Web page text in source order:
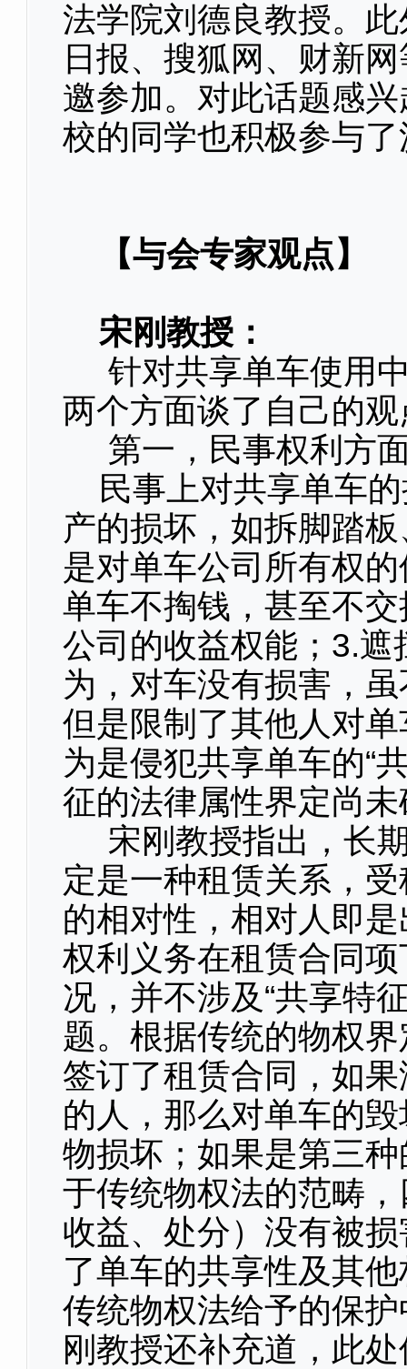
法学院刘德良教授。
日报、搜狐网、财新
邀参加。对此话题感
校的同学也积极参与
【与会专家观点】
宋刚教授：
针对共享单车使用
两个方面谈了自己的观
第一，民事权利方
民事上对共享单车的
产的损坏，如拆脚踏
是对单车公司所有权
单车不掏钱，甚至不
公司的收益权能；3.
为，对车没有损害，
但是限制了其他人对
为是侵犯共享单车的“
征的法律属性界定尚
宋刚教授指出，长
定是一种租赁关系，
的相对性，相对人即
权利义务在租赁合同
况，并不涉及“共享特
题。根据传统的物权
签订了租赁合同，如
的人，那么对单车的
物损坏；如果是第三
于传统物权法的范畴
收益、处分）没有被
了单车的共享性及其
传统物权法给予的保
刚教授还补充道，此